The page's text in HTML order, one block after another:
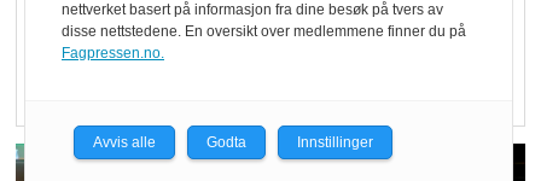
Rapport: Økokundene
nettverket basert på informasjon fra dine besøk på tvers av
disse nettstedene. En oversikt over medlemmene finner du på
Fagpressen.no.
Avvis alle Godta Innstillinger